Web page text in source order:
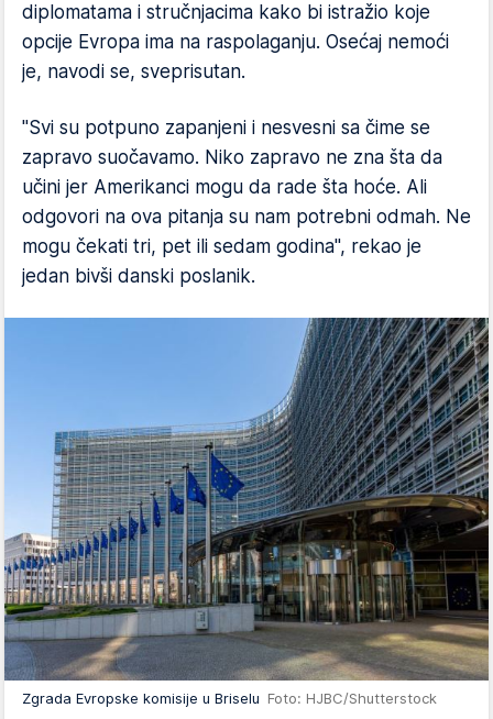
diplomatama i stručnjacima kako bi istražio koje
opcije Evropa ima na raspolaganju. Osećaj nemoći
je, navodi se, sveprisutan.
"Svi su potpuno zapanjeni i nesvesni sa čime se
zapravo suočavamo. Niko zapravo ne zna šta da
učini jer Amerikanci mogu da rade šta hoće. Ali
odgovori na ova pitanja su nam potrebni odmah. Ne
mogu čekati tri, pet ili sedam godina", rekao je
jedan bivši danski poslanik.
Zgrada Evropske komisije u Briselu Foto: HJBC/Shutterstock